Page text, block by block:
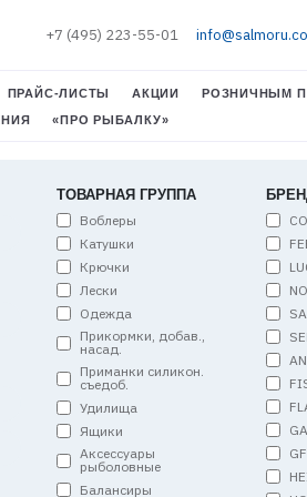
+7 (495) 223-55-01
ПРАЙС-ЛИСТЫ АКЦИИ
РОЗНИЧНЫМ
«ПРО РЫБАЛКУ»
ТОВАРНАЯ ГРУППА
Воблеры
Катушки
Крючки
Лески
Одежда
Прикормки, добав.,
насад.
Приманки силикон.
съедоб.
Удилища
Ящики
Аксессуары
рыболовные
Балансиры
GF